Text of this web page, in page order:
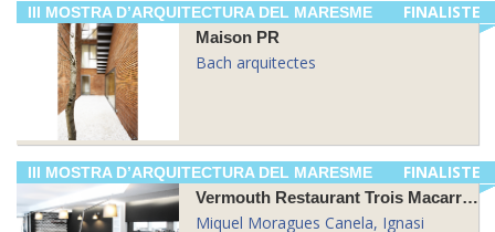
FINALISTE
III MOSTRA D’ARQUITECTURA DEL MARESME
Maison PR
Bach arquitectes
FINALISTE
III MOSTRA D’ARQUITECTURA DEL MARESME
Vermouth Restaurant Trois Macarrons
Miquel Moragues Canela, Ignasi